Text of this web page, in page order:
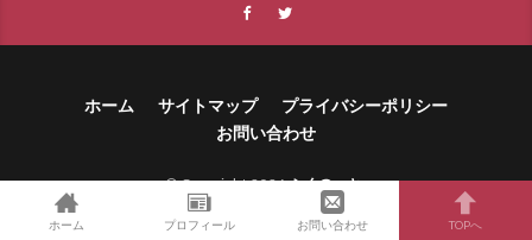
ホーム サイトマップ
プライバシーポリシー
お問い合わせ
© Copyright 2026ふくの～と.
ふくの～と by
FIT-Web Create . Powered by WordPress.
ホーム プロフィール お問い合わせ TOPへ